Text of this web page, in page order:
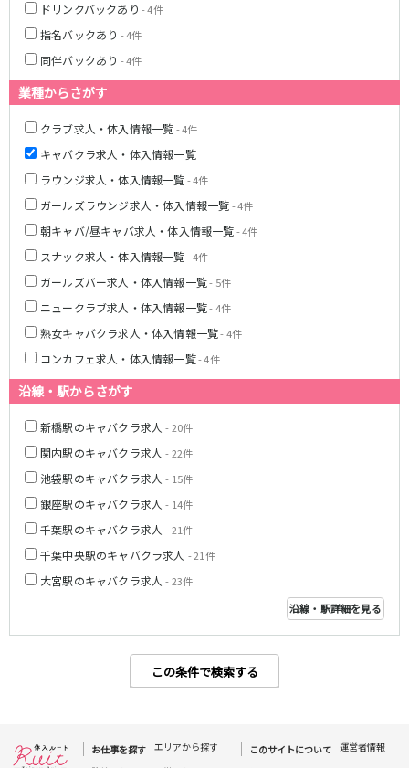
ドリンクバックあり - 4件
指名バックあり - 4件
同伴バックあり - 4件
業種からさがす
クラブ求人・体入情報一覧- 4件
キャバクラ求人・体入情報一覧
ラウンジ求人・体入情報一覧- 4件
ガールズラウンジ求人・体入情報一覧- 4件
朝キャバ/昼キャバ求人・体入情報一覧- 4件
スナック求人・体入情報一覧- 4件
ガールズバー求人・体入情報一覧- 5件
ニュークラブ求人・体入情報一覧- 4件
熟女キャバクラ求人・体入情報一覧- 4件
コンカフェ求人・体入情報一覧- 4件
沿線・駅からさがす
新橋駅のキャバクラ求人- 20件
関内駅のキャバクラ求人- 22件
池袋駅のキャバクラ求人- 15件
銀座駅のキャバクラ求人- 14件
千葉駅のキャバクラ求人- 21件
千葉中央駅のキャバクラ求人 - 21件
大宮駅のキャバクラ求人- 23件
沿線・駅詳細を見る
この条件で検索する
新橋駅
横浜駅
平塚駅
品川駅
大磯駅
戸塚駅
茅ヶ崎駅
辻堂駅
小田原駅
東急東横線
横浜駅
渋谷駅
武蔵小杉駅
中目黒駅
自由が丘駅
代官山駅
新丸子駅
学芸大学駅
祐天寺駅
菊名駅
東急目黒線
武蔵小杉駅
新丸子駅
JR常磐線(上野～取手)
北千住駅
松戸駅
綾瀬駅
日暮里駅
金町駅
北松戸駅
亀有駅
北千住駅 赤坂駅
お仕事を探す エリアから探す
このサイトについて
運営者情報